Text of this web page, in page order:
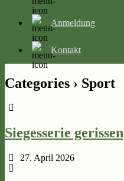
Anmeldung
Kontakt
Categories › Sport
Siegesserie gerissen
27. April 2026